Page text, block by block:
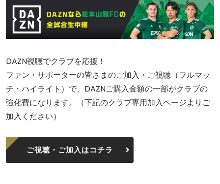
DAZN視聴でクラブを応援！
ファン・サポーターの皆さまのご加入・ご視聴（フルマッ
チ・ハイライト）で、DAZNご購入金額の一部がクラブの
強化費になります。（下記のクラブ専用加入ページよりご
加入ください）
ご視聴・ご加入はコチラ